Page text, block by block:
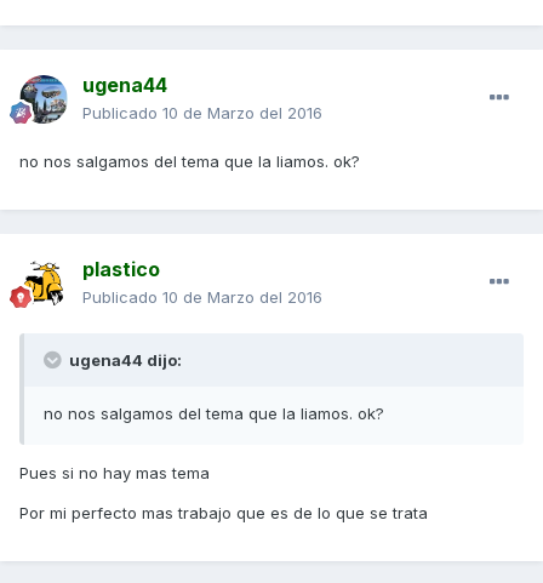
ugena44
Publicado 10 de Marzo del 2016
no nos salgamos del tema que la liamos. ok?
plastico
Publicado 10 de Marzo del 2016
ugena44 dijo:
no nos salgamos del tema que la liamos. ok?
Pues si no hay mas tema
Por mi perfecto mas trabajo que es de lo que se trata